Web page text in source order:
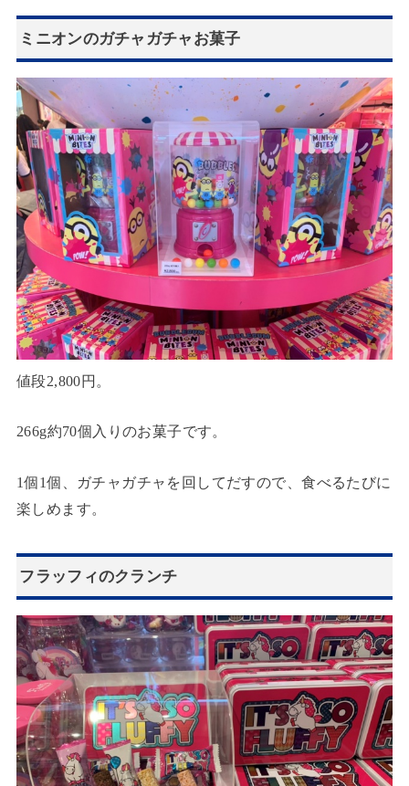
ミニオンのガチャガチャお菓子
値段2,800円。
266g約70個入りのお菓子です。
1個1個、ガチャガチャを回してだすので、食べるたびに
楽しめます。
フラッフィのクランチ